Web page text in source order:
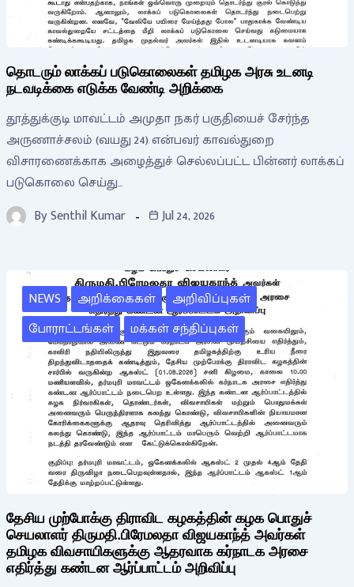
தொடரும் லாக்கப் படுகொலைகள் தமிழக அரசு உடனடி
நடவடிக்கை எடுக்க வேண்டி அறிக்கை
தூத்துக்குடி மாவட்டம் அமுதா நகர் பகுதியைச் சேர்ந்த
அருணாச்சலம் (வயது 24) என்பவர் காவல்துறை
விசாரணைக்காக அழைத்துச் செல்லப்பட்ட பின்னர் லாக்கப்
படுகொலை செய்து…
BySenthil Kumar Jul 24, 2026
NEWS அறிக்கைகள்
அறிவிப்புகள்
போராட்டங்கள்
மக்கள் சந்திப்புகள்
தேசிய முற்போக்கு திராவிட கழகத்தின் கழக பொதுச்
செயலாளர் திருமதி.பிரேமலதா விஜயகாந்த் அவர்கள்
தமிழக விவசாயிகளுக்கு ஆதரவாக கர்நாடக அரசை
எதிர்த்து கண்டன ஆர்ப்பாட்டம் அறிவிப்பு